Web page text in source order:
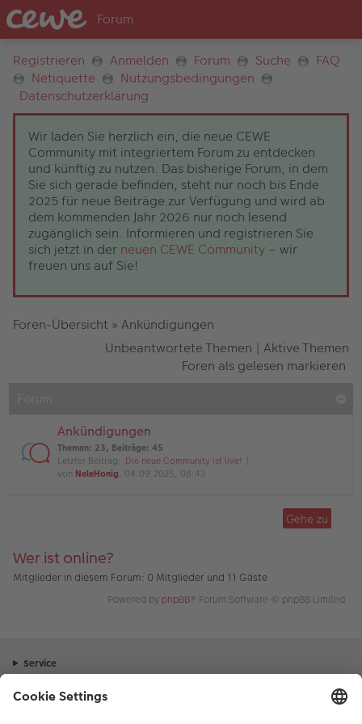
Registrieren Anmelden Forum Suche
FAQ
Netiquette
Nutzungsbedingungen
Datenschutzerklärung
Wir laden Sie herzlich ein, die neue CEWE
Community mit integriertem Forum zu entdecken
und künftig zu nutzen. Das bisherige Forum, in dem
Sie sich gerade befinden, steht nur noch bis Ende
2025 für neue Beiträge zur Verfügung und wird ab
dem kommenden Jahr 2026 nur noch lesend
zugänglich sein. Informieren und registrieren Sie
sich jetzt in der neuen CEWE Community – wir
freuen uns auf Sie!
Foren-Übersicht » Ankündigungen
Unbeantwortete Themen | Aktive Themen
Foren als gelesen markieren
Ankündigungen
Themen: 23, Beiträge: 45
Letzter Beitrag: Die neue Community ist live!
von NeleHonig, 04.09.2025, 08:43
Gehe zu
Wer ist online?
Mitglieder in diesem Forum: 0 Mitglieder und 11 Gäste
Powered by phpBB® Forum Software © phpBB Limited
Service